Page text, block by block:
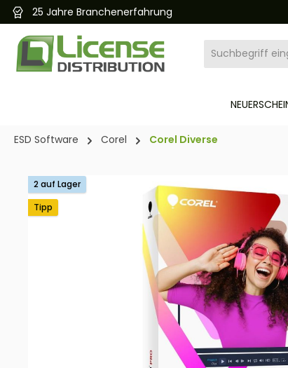
Zur Hauptnavigation springen
25 Jahre Branchenerfahrung
ESD Software Corel Corel Diverse
Bildergalerie überspringen
2 auf Lager
Tipp